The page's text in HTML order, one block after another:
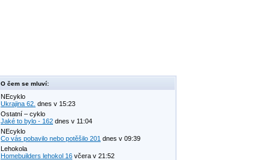
O čem se mluví:
NEcyklo
Ukrajina 62. dnes v 15:23
Ostatní – cyklo
Jaké to bylo - 162 dnes v 11:04
NEcyklo
Co vás pobavilo nebo potěšilo 201 dnes v 09:39
Lehokola
Homebuilders lehokol 16 včera v 21:52